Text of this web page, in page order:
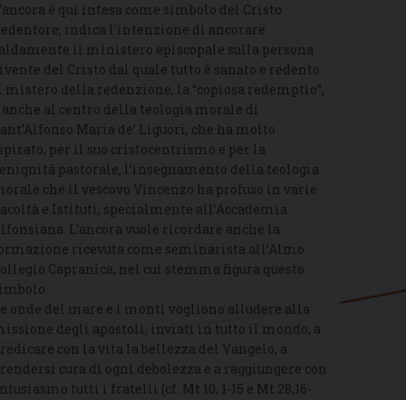
è qui intesa come simbolo del Cristo
indica l’intenzione di ancorare
il ministero episcopale sulla persona
del Cristo dal quale tutto è sanato e redento.
mistero della redenzione, la “copiosa redemptio”,
anche al centro della teologia morale di
Maria de’ Liguori, che ha molto
per il suo cristocentrismo e per la
pastorale, l’insegnamento della teologia
che il vescovo Vincenzo ha profuso in varie
e Istituti, specialmente all’Accademia
L’ancora vuole ricordare anche la
ricevuta come seminarista all’Almo
Capranica, nel cui stemma figura questo
onde del mare e i monti vogliono alludere alla
degli apostoli, inviati in tutto il mondo, a
con la vita la bellezza del Vangelo, a
cura di ogni debolezza e a raggiungere con
tutti i fratelli (cf. Mt 10, 1-15 e Mt 28,16-